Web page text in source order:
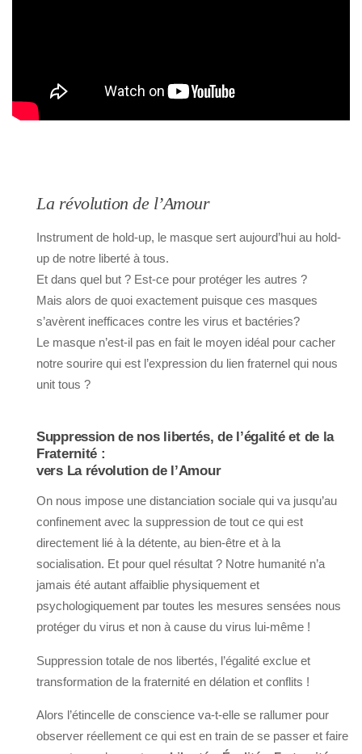
La révolution de l’Amour
Instrument de hold-up, le masque sert aujourd’hui au hold-
up de notre liberté à tous.
Et dans quel but ? Est-ce pour protéger les autres ?
Mais alors de quoi exactement puisque ces masques
s’avèrent inefficaces contre les virus et bactéries?
Le masque n’est-il pas en fait le moyen idéal pour cacher
notre sourire qui est l’expression du lien fraternel qui nous
unit tous ?
Suppression de nos libertés, de l’égalité et de la
Fraternité :
vers La révolution de l’Amour
On nous impose une distanciation sociale qui va jusqu’au
confinement avec la suppression de tout ce qui est
directement lié à la détente, au bien-être et à la
socialisation. Et pour quel résultat ? Notre humanité n’a
jamais été autant affaiblie physiquement et
psychologiquement par toutes les mesures sensées nous
protéger du virus et non à cause du virus lui-même !
Suppression totale de nos libertés, l’égalité exclue et
transformation de la fraternité en délation et conflits !
Alors l’étincelle de conscience va-t-elle se rallumer pour
observer réellement ce qui est en train de se passer et faire